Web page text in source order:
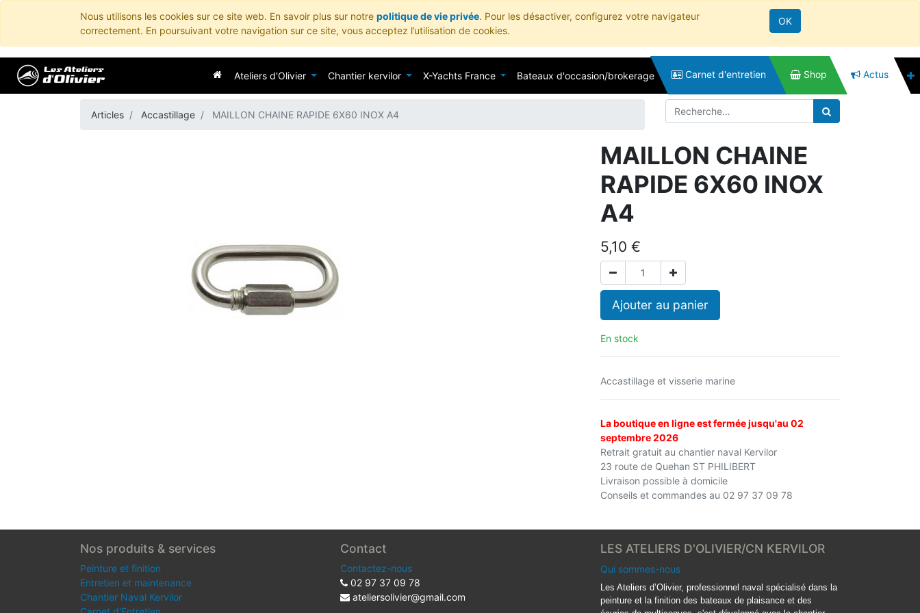
Nous utilisons les cookies sur ce site web. En savoir plus sur notre politique de vie privée. Pour les désactiver, configurez votre navigateur
correctement. En poursuivant votre navigation sur ce site, vous acceptez l’utilisation de cookies.
OK
Ateliers d'Olivier Chantier kervilor X-Yachts France Bateaux d'occasion/brokerage Carnet d'entretien Shop Actus
Articles Accastillage MAILLON CHAINE RAPIDE 6X60 INOX A4
MAILLON CHAINE
RAPIDE 6X60 INOX
A4
5,10 €
Ajouter au panier
En stock
Accastillage et visserie marine
La boutique en ligne est fermée jusqu'au 02
septembre 2026
Retrait gratuit au chantier naval Kervilor
23 route de Quehan ST PHILIBERT
Livraison possible à domicile
Conseils et commandes au 02 97 37 09 78
Nos produits & services
Peinture et finition
Entretien et maintenance
Chantier Naval Kervilor
Contact
Contactez-nous
02 97 37 09 78
ateliersolivier@gmail.com
LES ATELIERS D'OLIVIER/CN KERVILOR
Qui sommes-nous
Les Ateliers d’Olivier, professionnel naval spécialisé dans la
peinture et la finition des bateaux de plaisance et des